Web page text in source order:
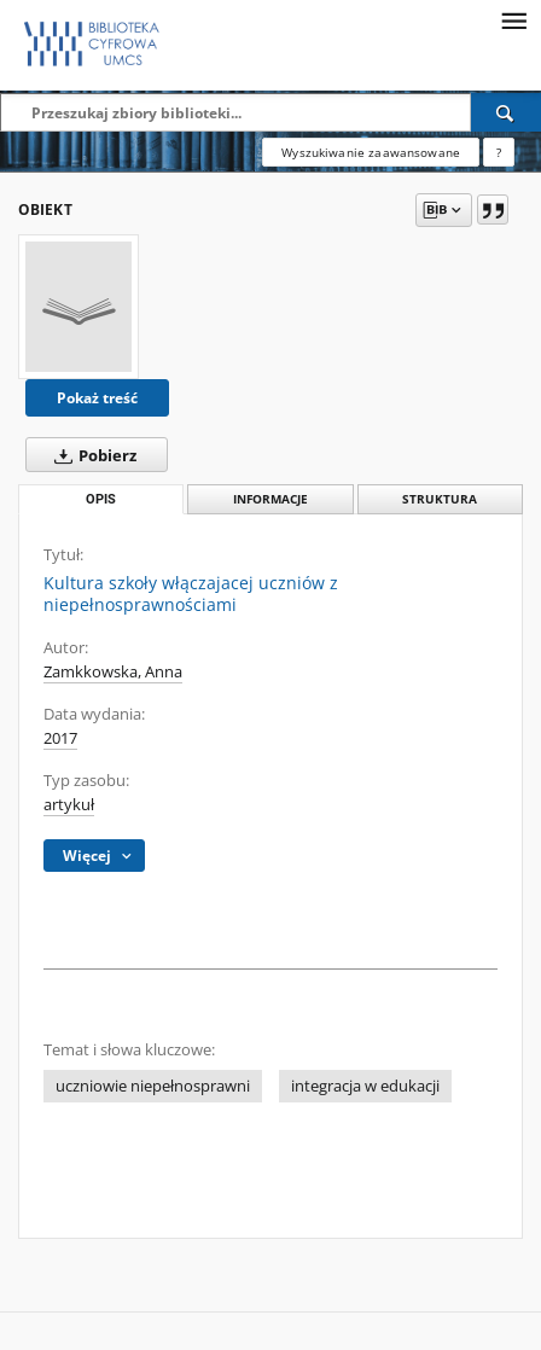
Wyszukiwanie zaawansowane ?
OBIEKT
Pokaż treść
Pobierz
OPIS INFORMACJE STRUKTURA
Tytuł:
Kultura szkoły włączajacej uczniów z
niepełnosprawnościami
Autor:
Zamkkowska, Anna
Data wydania:
2017
Typ zasobu:
artykuł
Więcej
Temat i słowa kluczowe:
uczniowie niepełnosprawni
integracja w edukacji